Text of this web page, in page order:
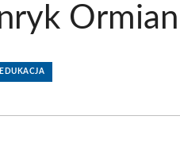
Ormian